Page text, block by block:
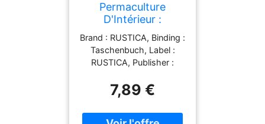
Permaculture
D'Intérieur :
Composter Chez
Soi, Refaire Pousser
Ses Légumes, Créer
Son Potager
D'Intérieur, Planter
Ses Noyaux : Zéro
Brand : RUSTICA, Binding :
Taschenbuch, Label :
RUSTICA, Publisher :
Taschenbuch,
publicationDate : 2020-
02-21, ISBN : 2815314975
7,89 €